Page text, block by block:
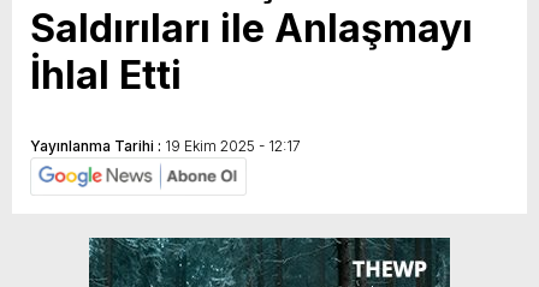
Saldırıları ile Anlaşmayı
İhlal Etti
Yayınlanma Tarihi : 19 Ekim 2025 - 12:17